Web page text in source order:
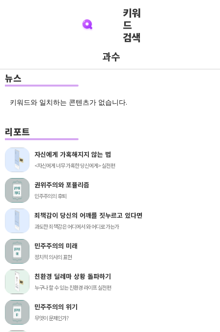
키워
드
검색
과수
뉴스
키워드와 일치하는 콘텐츠가 없습니다.
리포트
자신에게 가혹해지지 않는 법
<자신에게 너무 가혹한 당신에게> 실전편
권위주의와 포퓰리즘
민주주의의 후퇴
죄책감이 당신의 어깨를 짓누르고 있다면
과도한 죄책감은 어디에서 와 어디로 가는가
민주주의의 미래
정치적 의사의 표현
친환경 딜레마 상황 돌파하기
누구나 할 수 있는 친환경 라이프 실전편
민주주의의 위기
무엇이 문제인가?